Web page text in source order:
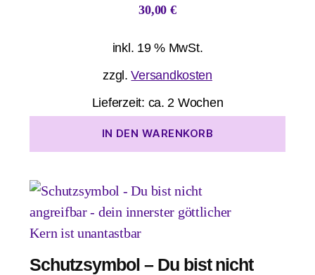
30,00 €
inkl. 19 % MwSt.
zzgl.Versandkosten
Lieferzeit: ca. 2 Wochen
IN DEN WARENKORB
Schutzsymbol – Du bist nicht